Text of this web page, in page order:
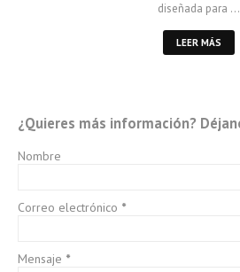
diseñada para …
LEER MÁS
¿Quieres más información?
Nombre
Correo electrónico *
Mensaje *